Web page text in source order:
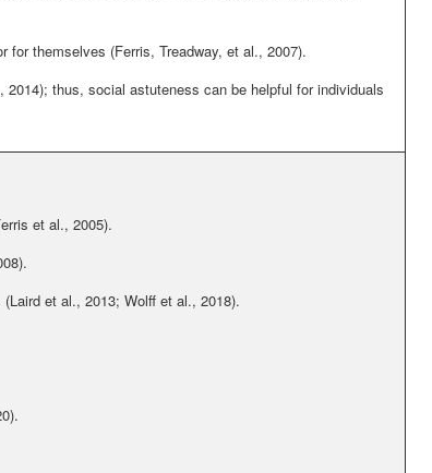
themselves (Ferris, Treadway, et al., 2007).
2014); thus, social astuteness can be helpful for individuals
et al., 2005).
et al., 2013; Wolff et al., 2018).